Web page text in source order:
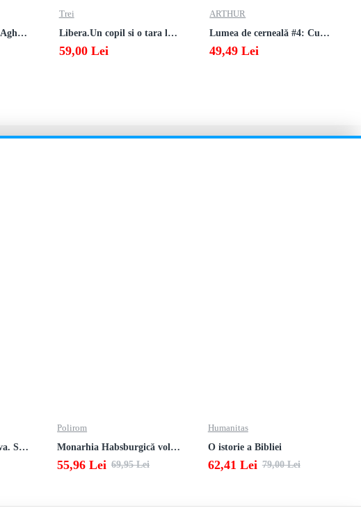
Sfantul Cuvios Paisie Aghioritul
Trei
Libera.Un copil si o tara la sfarsitul istoriei.Lea Ypi
59,00 Lei
ARTHUR
Lumea de cerneală #4: Culoarea răzbunării
49,49 Lei
Psihoterapie Integrativa. Studii
Polirom
Monarhia Habsburgică vol. VI (1848-1918)
55,96 Lei 69,95 Lei
Humanitas
O istorie a Bibliei
62,41 Lei 79,00 Lei